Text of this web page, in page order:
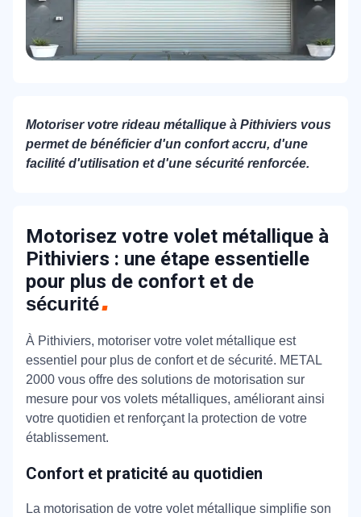
Motoriser votre rideau métallique à Pithiviers vous
permet de bénéficier d'un confort accru, d'une
facilité d'utilisation et d'une sécurité renforcée.
Motorisez votre volet métallique à
Pithiviers : une étape essentielle
pour plus de confort et de
sécurité
À Pithiviers, motoriser votre volet métallique est
essentiel pour plus de confort et de sécurité. METAL
2000 vous offre des solutions de motorisation sur
mesure pour vos volets métalliques, améliorant ainsi
votre quotidien et renforçant la protection de votre
établissement.
Confort et praticité au quotidien
La motorisation de votre volet métallique simplifie son